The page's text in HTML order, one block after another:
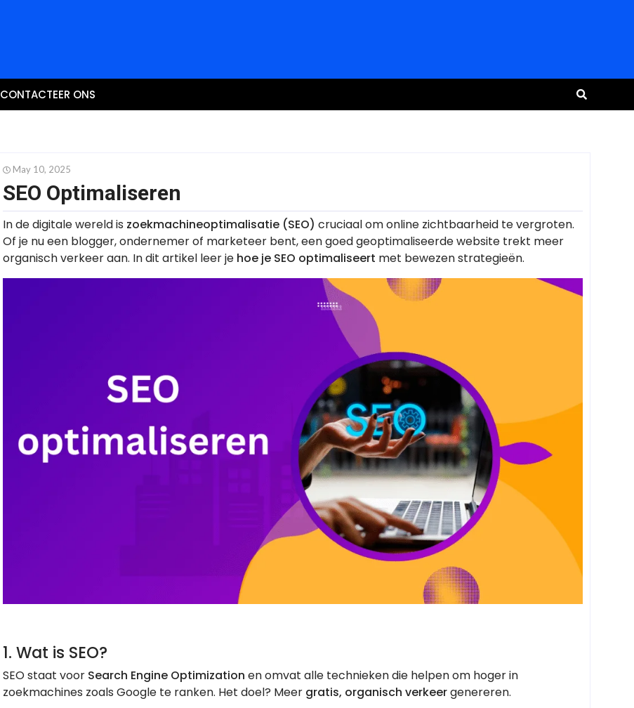
CONTACTEER ONS
May 10, 2025
SEO Optimaliseren
In de digitale wereld is zoekmachineoptimalisatie (SEO) cruciaal om online zichtbaarheid te vergroten.
Of je nu een blogger, ondernemer of marketeer bent, een goed geoptimaliseerde website trekt meer
organisch verkeer aan. In dit artikel leer je hoe je SEO optimaliseert met bewezen strategieën.
1. Wat is SEO?
SEO staat voor Search Engine Optimization en omvat alle technieken die helpen om hoger in
zoekmachines zoals Google te ranken. Het doel? Meer gratis, organisch verkeergenereren.